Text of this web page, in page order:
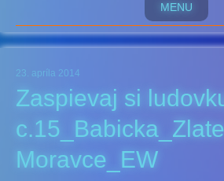
MENU
23. apríla 2014
Zaspievaj si
c.15_Babicka_Zlate
Moravce_EW